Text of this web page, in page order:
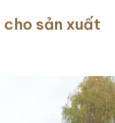
sản xuất